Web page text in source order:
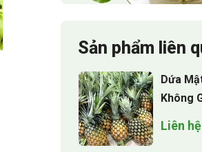
Sản phẩm liên
Dứa
Không
Liên hệ